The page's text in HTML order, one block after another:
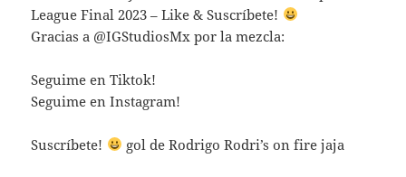
League Final 2023 – Like & Suscríbete!
Gracias a @IGStudiosMx por la mezcla:
Seguime en Tiktok!
Seguime en Instagram!
Suscríbete! gol de Rodrigo Rodri’s on fire jaja